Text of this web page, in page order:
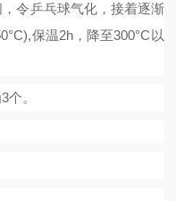
，令乒乓球气化，接着逐渐
°C),保温2h，降至300°C 以
3个。